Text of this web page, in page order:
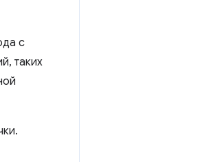
с
таких